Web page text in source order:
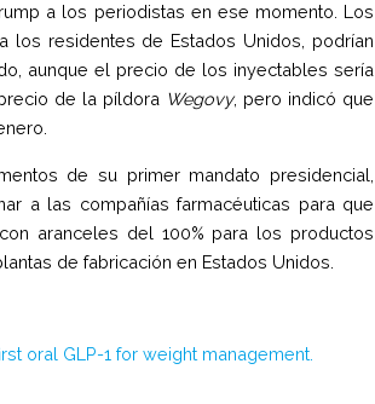
a los periodistas en ese momento. Los
los residentes de Estados Unidos, podrían
aunque el precio de los inyectables sería
de la píldora Wegovy, pero indicó que
de su primer mandato presidencial,
a las compañías farmacéuticas para que
aranceles del 100% para los productos
de fabricación en Estados Unidos.
oral GLP-1 for weight management.